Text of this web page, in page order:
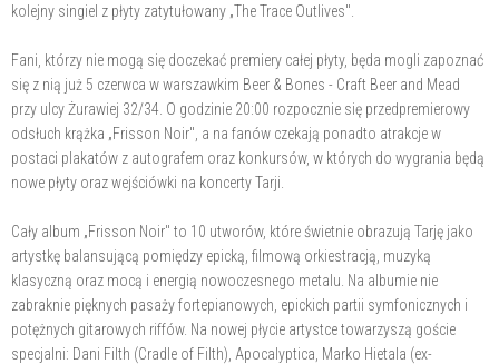
kolejny singiel z płyty zatytułowany „The Trace Outlives".
Fani, którzy nie mogą się doczekać premiery całej płyty, będa mogli zapoznać
się z nią już 5 czerwca w warszawkim Beer & Bones - Craft Beer and Mead
przy ulcy Żurawiej 32/34. O godzinie 20:00 rozpocznie się przedpremierowy
odsłuch krążka „Frisson Noir", a na fanów czekają ponadto atrakcje w
postaci plakatów z autografem oraz konkursów, w których do wygrania będą
nowe płyty oraz wejściówki na koncerty Tarji.
Cały album „Frisson Noir" to 10 utworów, które świetnie obrazują Tarję jako
artystkę balansującą pomiędzy epicką, filmową orkiestracją, muzyką
klasyczną oraz mocą i energią nowoczesnego metalu. Na albumie nie
zabraknie pięknych pasaży fortepianowych, epickich partii symfonicznych i
potężnych gitarowych riffów. Na nowej płycie artystce towarzyszą goście
specjalni: Dani Filth (Cradle of Filth), Apocalyptica, Marko Hietala (ex-